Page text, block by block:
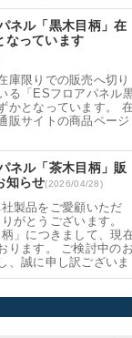
ネル「黒木目柄」在
なっています
庫限りでの販売へ切り
る「ESフロアパネル
かとなっています。 在
販サイトの商品ページ
ネル「茶木目柄」販
知らせ(2026/04/28)
製品をご愛顧いただ
がとうございます。
」につきまして、現
ります。 ご検討中のお
、誠に申し訳ございま